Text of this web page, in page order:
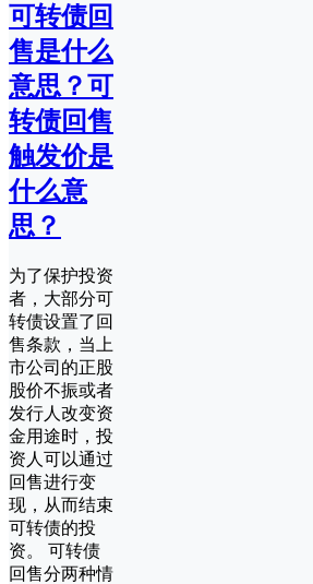
可转债回
售是什么
意思？可
转债回售
触发价是
什么意
思？
为了保护投资
者，大部分可
转债设置了回
售条款，当上
市公司的正股
股价不振或者
发行人改变资
金用途时，投
资人可以通过
回售进行变
现，从而结束
可转债的投
资。 可转债
回售分两种情